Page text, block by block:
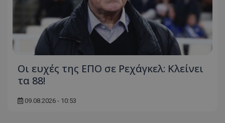
Οι ευχές της ΕΠΟ σε Ρεχάγκελ: Κλείνει
τα 88!
09.08.2026 - 10:53